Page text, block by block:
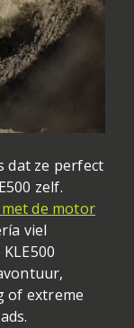
dat ze perfect
zelf.
de motor
viel
of extreme